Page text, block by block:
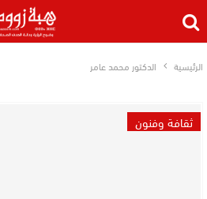
الرئيسية الدكتور محمد عامر
ثقافة وفنون